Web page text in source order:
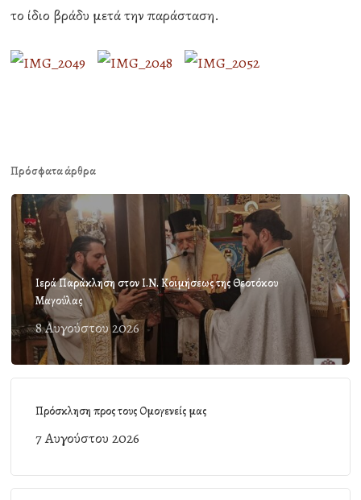
το ίδιο βράδυ μετά την παράσταση.
Πρόσφατα άρθρα
Ιερά Παράκληση στον Ι.Ν. Κοιμήσεως της Θεοτόκου
Μαγούλας
8 Αυγούστου 2026
Πρόσκληση προς τους Ομογενείς μας
7 Αυγούστου 2026